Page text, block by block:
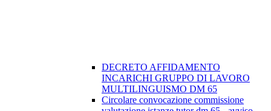
DECRETO AFFIDAMENTO
INCARICHI GRUPPO DI LAVORO
MULTILINGUISMO DM 65
Circolare convocazione commissione